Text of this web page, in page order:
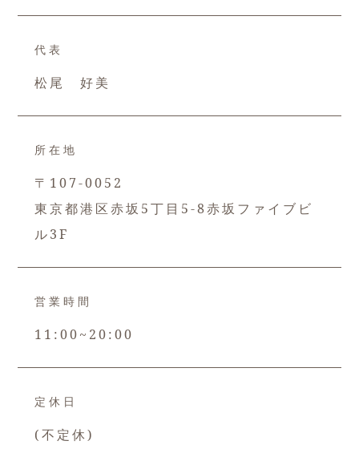
代表
松尾 好美
所在地
〒107-0052
東京都港区赤坂5丁目5-8赤坂ファイブビ
ル3F
営業時間
11:00~20:00
定休日
(不定休)